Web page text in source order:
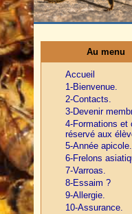
Au menu
Accueil
1-Bienvenue.
2-Contacts.
3-Devenir
4-Formations et
réservé aux
5-Année apicole.
6-Frelons
7-Varroas.
8-Essaim ?
9-Allergie.
10-Assurance.